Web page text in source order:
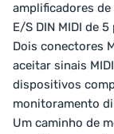
amplificadores
E/S DIN MIDI de 5
Dois conectores
aceitar sinais
dispositivos
monitoramento
Um caminho de